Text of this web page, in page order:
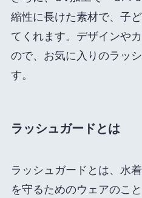
縮性に長けた素材で、子
てくれます。デザインや
ので、お気に入りのラッ
す。
ラッシュガードとは
ラッシュガードとは、水
を守るためのウェアのこ